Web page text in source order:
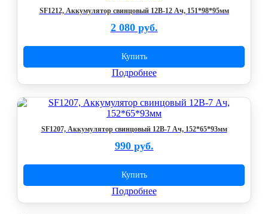
SF1212, Аккумулятор свинцовый 12В-12 Ач, 151*98*95мм
2 080 руб.
Купить
Подробнее
SF1207, Аккумулятор свинцовый 12В-7 Ач, 152*65*93мм
990 руб.
Купить
Подробнее